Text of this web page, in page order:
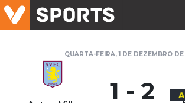
QUARTA-FEIRA, 1 DE DEZEMBRO
1 - 2